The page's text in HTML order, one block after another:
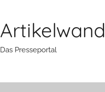
Artikelwand
Das Presseportal